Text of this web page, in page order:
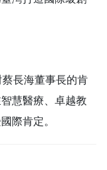
長海董事長的肯
慧醫療、卓越教
際肯定。